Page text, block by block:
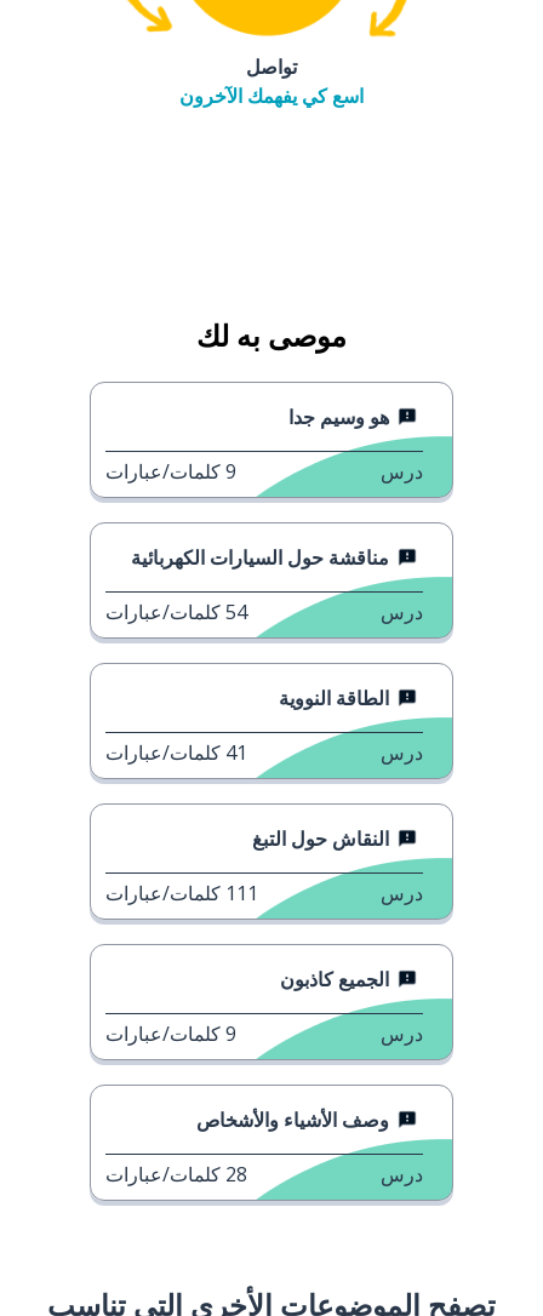
تواصل
اسع كي يفهمك الآخرون
موصى به لك
هو وسيم جدا
درس 9كلمات/عبارات
مناقشة حول السيارات الكهربائية
درس 54كلمات/عبارات
الطاقة النووية
درس 41 كلمات/عبارات
النقاش حول التبغ
درس 111 كلمات/عبارات
الجميع كاذبون
درس 9كلمات/عبارات
وصف الأشياء والأشخاص
درس 28 كلمات/عبارات
تصفح الموضوعات الأخرى التي تناسب